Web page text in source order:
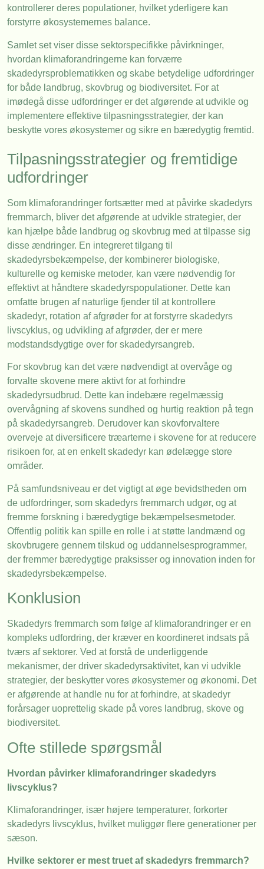
kontrollerer deres populationer, hvilket yderligere kan
forstyrre økosystemernes balance.
Samlet set viser disse sektorspecifikke påvirkninger,
hvordan klimaforandringerne kan forværre
skadedyrsproblematikken og skabe betydelige udfordringer
for både landbrug, skovbrug og biodiversitet. For at
imødegå disse udfordringer er det afgørende at udvikle og
implementere effektive tilpasningsstrategier, der kan
beskytte vores økosystemer og sikre en bæredygtig fremtid.
Tilpasningsstrategier og fremtidige
udfordringer
Som klimaforandringer fortsætter med at påvirke skadedyrs
fremmarch, bliver det afgørende at udvikle strategier, der
kan hjælpe både landbrug og skovbrug med at tilpasse sig
disse ændringer. En integreret tilgang til
skadedyrsbekæmpelse, der kombinerer biologiske,
kulturelle og kemiske metoder, kan være nødvendig for
effektivt at håndtere skadedyrspopulationer. Dette kan
omfatte brugen af naturlige fjender til at kontrollere
skadedyr, rotation af afgrøder for at forstyrre skadedyrs
livscyklus, og udvikling af afgrøder, der er mere
modstandsdygtige over for skadedyrsangreb.
For skovbrug kan det være nødvendigt at overvåge og
forvalte skovene mere aktivt for at forhindre
skadedyrsudbrud. Dette kan indebære regelmæssig
overvågning af skovens sundhed og hurtig reaktion på tegn
på skadedyrsangreb. Derudover kan skovforvaltere
overveje at diversificere træarterne i skovene for at reducere
risikoen for, at en enkelt skadedyr kan ødelægge store
områder.
På samfundsniveau er det vigtigt at øge bevidstheden om
de udfordringer, som skadedyrs fremmarch udgør, og at
fremme forskning i bæredygtige bekæmpelsesmetoder.
Offentlig politik kan spille en rolle i at støtte landmænd og
skovbrugere gennem tilskud og uddannelsesprogrammer,
der fremmer bæredygtige praksisser og innovation inden for
skadedyrsbekæmpelse.
Konklusion
Skadedyrs fremmarch som følge af klimaforandringer er en
kompleks udfordring, der kræver en koordineret indsats på
tværs af sektorer. Ved at forstå de underliggende
mekanismer, der driver skadedyrsaktivitet, kan vi udvikle
strategier, der beskytter vores økosystemer og økonomi. Det
er afgørende at handle nu for at forhindre, at skadedyr
forårsager uoprettelig skade på vores landbrug, skove og
biodiversitet.
Ofte stillede spørgsmål
Hvordan påvirker klimaforandringer skadedyrs
livscyklus?
Klimaforandringer, især højere temperaturer, forkorter
skadedyrs livscyklus, hvilket muliggør flere generationer per
sæson.
Hvilke sektorer er mest truet af skadedyrs fremmarch?